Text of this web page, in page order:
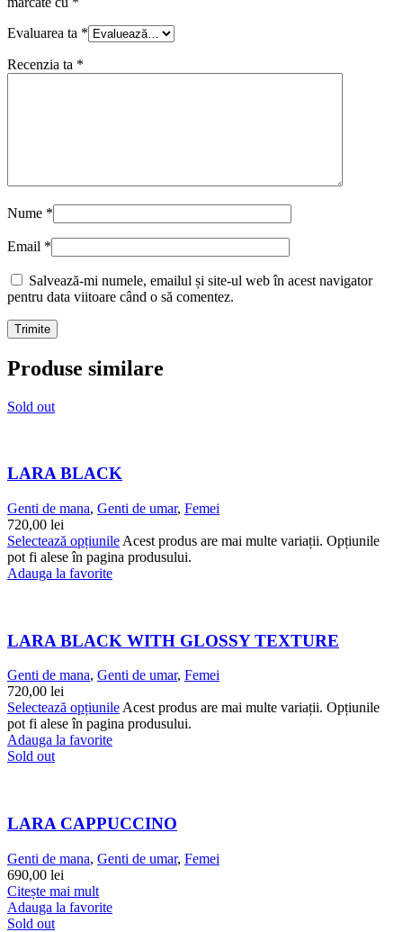
Evaluarea ta *
Recenzia ta *
Nume *
Email *
Salvează-mi numele, emailul și site-ul web în acest navigator
pentru data viitoare când o să comentez.
Produse similare
Sold out
LARA BLACK
Genti de mana, Genti de umar, Femei
720,00 lei
Selectează opțiunile Acest produs are mai multe variații. Opțiunile
pot fi alese în pagina produsului.
Adauga la favorite
LARA BLACK WITH GLOSSY TEXTURE
Genti de mana, Genti de umar, Femei
720,00 lei
Selectează opțiunile Acest produs are mai multe variații. Opțiunile
pot fi alese în pagina produsului.
Adauga la favorite
Sold out
LARA CAPPUCCINO
Genti de mana, Genti de umar, Femei
690,00 lei
Citește mai mult
Adauga la favorite
Sold out